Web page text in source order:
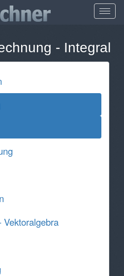
- Integral
Vektoralgebra